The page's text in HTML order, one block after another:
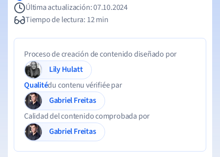
Última actualización: 07.10.2024
Tiempo de lectura: 12 min
Proceso de creación de contenido diseñado por
Lily Hulatt
Qualitédu contenu vérifiée par
Gabriel Freitas
Calidad del contenido comprobada por
Gabriel Freitas